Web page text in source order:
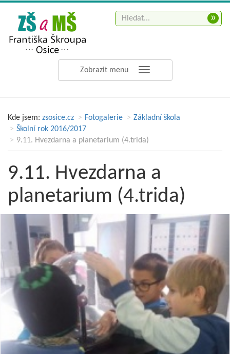
Zobrazit menu
»
Kde jsem: zsosice.cz Fotogalerie
Základní škola
Školní rok 2016/2017
9.11. Hvezdarna a planetarium (4.trida)
9.11. Hvezdarna a
planetarium (4.trida)